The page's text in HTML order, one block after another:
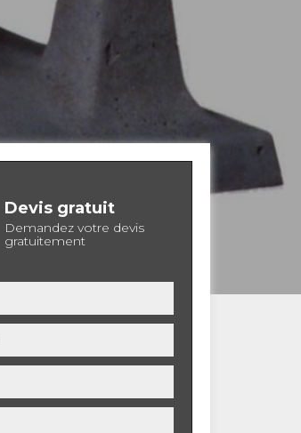
Devis gratuit
Demandez votre devis
gratuitement